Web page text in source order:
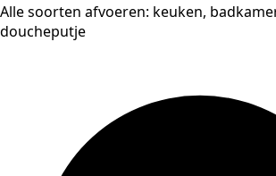
Alle soorten afvoeren: keuken,
doucheputje